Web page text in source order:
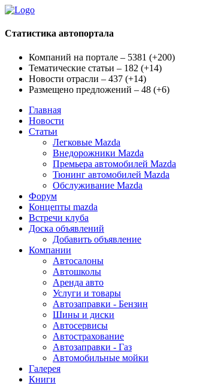
Статистика автопортала
Компаний на портале – 5381 (+200)
Тематические статьи – 182 (+14)
Новости отрасли – 437 (+14)
Размещено предложений – 48 (+6)
Главная
Новости
Статьи
Легковые Mazda
Внедорожники Mazda
Премьера автомобилей Mazda
Тюнинг автомобилей Mazda
Обслуживание Mazda
Форум
Концепты mazda
Встречи клуба
Доска объявлений
Добавить объявление
Компании
Автосалоны
Автошколы
Аренда авто
Услуги и товары
Автозаправки - Бензин
Шины и диски
Автосервисы
Автострахование
Автозаправки - Газ
Автомобильные мойки
Галерея
Книги